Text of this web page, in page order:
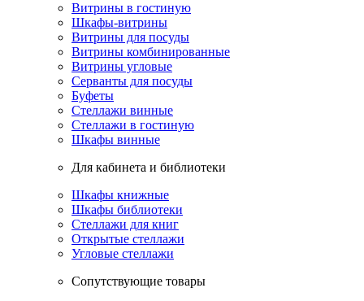
Витрины в гостиную
Шкафы-витрины
Витрины для посуды
Витрины комбинированные
Витрины угловые
Серванты для посуды
Буфеты
Стеллажи винные
Стеллажи в гостиную
Шкафы винные
Для кабинета и библиотеки
Шкафы книжные
Шкафы библиотеки
Стеллажи для книг
Открытые стеллажи
Угловые стеллажи
Сопутствующие товары